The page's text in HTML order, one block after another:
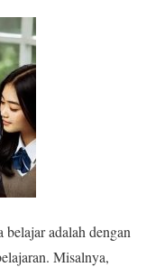
belajar adalah dengan
Misalnya,